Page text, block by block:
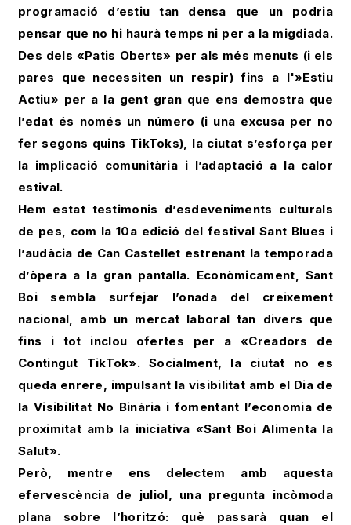
programació d’estiu tan densa que un podria
pensar que no hi haurà temps ni per a la migdiada.
Des dels «Patis Oberts» per als més menuts (i els
pares que necessiten un respir) fins a l'»Estiu
Actiu» per a la gent gran que ens demostra que
l’edat és només un número (i una excusa per no
fer segons quins TikToks), la ciutat s’esforça per
la implicació comunitària i l’adaptació a la calor
estival.
Hem estat testimonis d’esdeveniments culturals
de pes, com la 10a edició del festival Sant Blues i
l’audàcia de Can Castellet estrenant la temporada
d’òpera a la gran pantalla. Econòmicament, Sant
Boi sembla surfejar l’onada del creixement
nacional, amb un mercat laboral tan divers que
fins i tot inclou ofertes per a «Creadors de
Contingut TikTok». Socialment, la ciutat no es
queda enrere, impulsant la visibilitat amb el Dia de
la Visibilitat No Binària i fomentant l’economia de
proximitat amb la iniciativa «Sant Boi Alimenta la
Salut».
Però, mentre ens delectem amb aquesta
efervescència de juliol, una pregunta incòmoda
plana sobre l’horitzó: què passarà quan el